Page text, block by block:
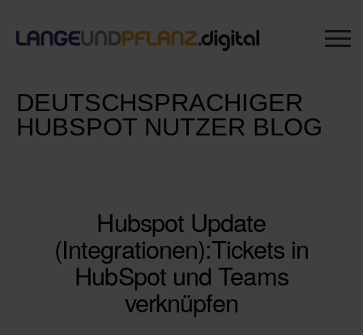
DEUTSCHSPRACHIGER
HUBSPOT NUTZER BLOG
Hubspot Update
(Integrationen):Tickets in
HubSpot und Teams
verknüpfen